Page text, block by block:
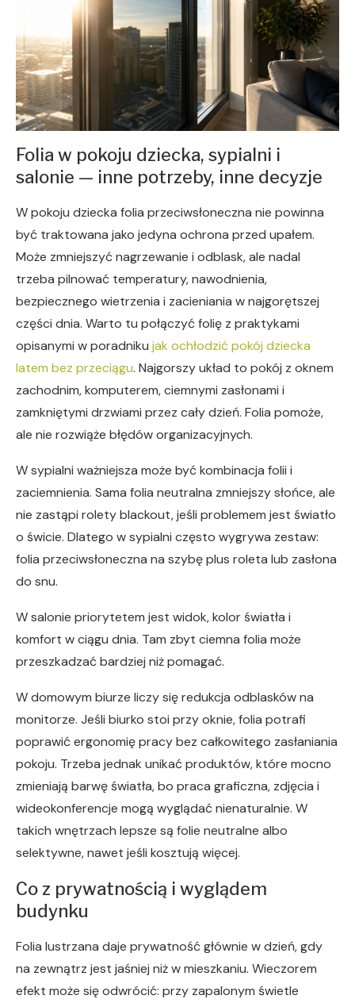
Folia w pokoju dziecka, sypialni i
salonie — inne potrzeby, inne decyzje
W pokoju dziecka folia przeciwsłoneczna nie powinna
być traktowana jako jedyna ochrona przed upałem.
Może zmniejszyć nagrzewanie i odblask, ale nadal
trzeba pilnować temperatury, nawodnienia,
bezpiecznego wietrzenia i zacieniania w najgorętszej
części dnia. Warto tu połączyć folię z praktykami
opisanymi w poradniku jak ochłodzić pokój dziecka
latem bez przeciągu. Najgorszy układ to pokój z oknem
zachodnim, komputerem, ciemnymi zasłonami i
zamkniętymi drzwiami przez cały dzień. Folia pomoże,
ale nie rozwiąże błędów organizacyjnych.
W sypialni ważniejsza może być kombinacja folii i
zaciemnienia. Sama folia neutralna zmniejszy słońce, ale
nie zastąpi rolety blackout, jeśli problemem jest światło
o świcie. Dlatego w sypialni często wygrywa zestaw:
folia przeciwsłoneczna na szybę plus roleta lub zasłona
do snu.
W salonie priorytetem jest widok, kolor światła i
komfort w ciągu dnia. Tam zbyt ciemna folia może
przeszkadzać bardziej niż pomagać.
W domowym biurze liczy się redukcja odblasków na
monitorze. Jeśli biurko stoi przy oknie, folia potrafi
poprawić ergonomię pracy bez całkowitego zasłaniania
pokoju. Trzeba jednak unikać produktów, które mocno
zmieniają barwę światła, bo praca graficzna, zdjęcia i
wideokonferencje mogą wyglądać nienaturalnie. W
takich wnętrzach lepsze są folie neutralne albo
selektywne, nawet jeśli kosztują więcej.
Co z prywatnością i wyglądem
budynku
Folia lustrzana daje prywatność głównie w dzień, gdy
na zewnątrz jest jaśniej niż w mieszkaniu. Wieczorem
efekt może się odwrócić: przy zapalonym świetle